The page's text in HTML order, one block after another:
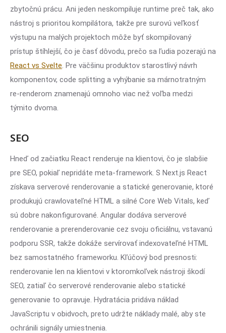
zbytočnú prácu. Ani jeden neskompiluje runtime preč tak, ako
nástroj s prioritou kompilátora, takže pre surovú veľkosť
výstupu na malých projektoch môže byť skompilovaný
prístup štíhlejší, čo je časť dôvodu, prečo sa ľudia pozerajú na
React vs Svelte. Pre väčšinu produktov starostlivý návrh
komponentov, code splitting a vyhýbanie sa márnotratným
re-renderom znamenajú omnoho viac než voľba medzi
týmito dvoma.
SEO
Hneď od začiatku React renderuje na klientovi, čo je slabšie
pre SEO, pokiaľ nepridáte meta-framework. S Next.js React
získava serverové renderovanie a statické generovanie, ktoré
produkujú crawlovateľné HTML a silné Core Web Vitals, keď
sú dobre nakonfigurované. Angular dodáva serverové
renderovanie a prerenderovanie cez svoju oficiálnu, vstavanú
podporu SSR, takže dokáže servírovať indexovateľné HTML
bez samostatného frameworku. Kľúčový bod presnosti:
renderovanie len na klientovi v ktoromkoľvek nástroji škodí
SEO, zatiaľ čo serverové renderovanie alebo statické
generovanie to opravuje. Hydratácia pridáva náklad
JavaScriptu v obidvoch, preto udržte náklady malé, aby ste
ochránili signály umiestnenia.